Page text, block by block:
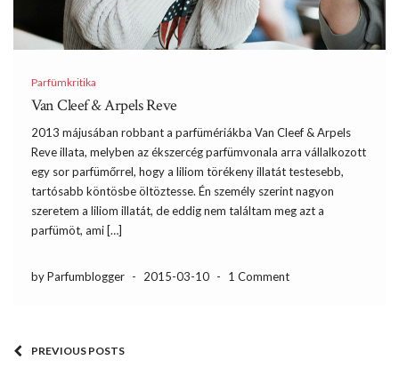
Parfümkritika
Van Cleef & Arpels Reve
2013 májusában robbant a parfümériákba Van Cleef & Arpels
Reve illata, melyben az ékszercég parfümvonala arra vállalkozott
egy sor parfümőrrel, hogy a liliom törékeny illatát testesebb,
tartósabb köntösbe öltöztesse. Én személy szerint nagyon
szeretem a liliom illatát, de eddig nem találtam meg azt a
parfümöt, ami […]
by Parfumblogger - 2015-03-10 - 1 Comment
PREVIOUS POSTS